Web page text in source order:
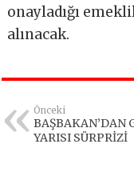
onayladığı
alınacak.
Önceki
BAŞBAKAN’DAN
YARISI SÜRPRİZİ